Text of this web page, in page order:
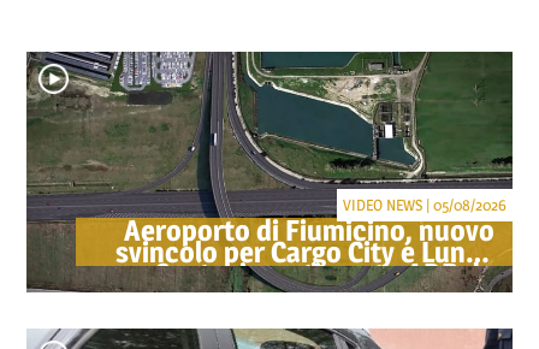
Aeroporto di Fiumicino, nuovo
svincolo per Cargo City e Lunga
Sosta: investimento ADR da
oltre 40 milioni
VIDEO NEWS | 05/08/2026